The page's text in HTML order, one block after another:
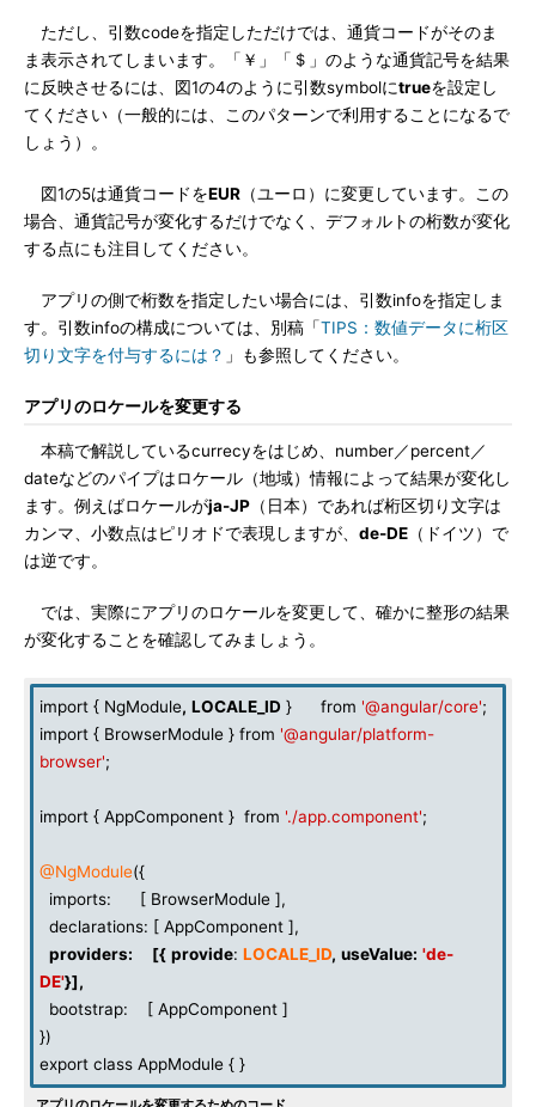
ただし、引数codeを指定しただけでは、通貨コードがそのま
ま表示されてしまいます。「￥」「＄」のような通貨記号を結果
に反映させるには、図1の4のように引数symbolにtrueを設定し
てください（一般的には、このパターンで利用することになるで
しょう）。
図1の5は通貨コードをEUR （ユーロ）に変更しています。この
場合、通貨記号が変化するだけでなく、デフォルトの桁数が変化
する点にも注目してください。
アプリの側で桁数を指定したい場合には、引数infoを指定しま
す。引数infoの構成については、別稿「TIPS：数値データに桁区
切り文字を付与するには？ 」も参照してください。
アプリのロケールを変更する
本稿で解説しているcurrecyをはじめ、number／percent／
dateなどのパイプはロケール（地域）情報によって結果が変化し
ます。例えばロケールがja-JP （日本）であれば桁区切り文字は
カンマ、小数点はピリオドで表現しますが、 de-DE （ドイツ）で
は逆です。
では、実際にアプリのロケールを変更して、確かに整形の結果
が変化することを確認してみましょう。
import { NgModule, LOCALE_ID } from '@angular/core';
import { BrowserModule } from '@angular/platform-
browser';
import { AppComponent } from './app.component';
@NgModule({
imports: [ BrowserModule ],
declarations: [ AppComponent ],
providers: [{ provide: LOCALE_ID, useValue: 'de-
DE'}],
bootstrap: [ AppComponent ]
})
export class AppModule { }